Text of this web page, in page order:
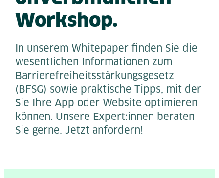
Workshop.
In unserem Whitepaper finden Sie die
wesentlichen Informationen zum
Barrierefreiheitsstärkungsgesetz
(BFSG) sowie praktische Tipps, mit der
Sie Ihre App oder Website optimieren
können. Unsere Expert:innen beraten
Sie gerne. Jetzt anfordern!